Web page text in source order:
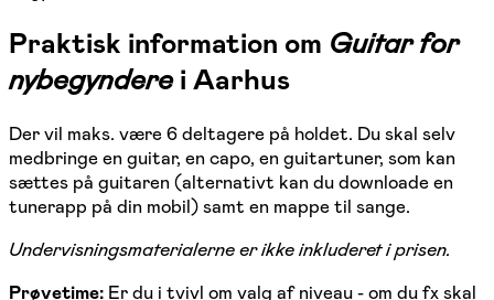
Praktisk information om Guitar for
nybegynderei Aarhus
Der vil maks. være 6 deltagere på holdet. Du skal selv
medbringe en guitar, en capo, en guitartuner, som kan
sættes på guitaren (alternativt kan du downloade en
tunerapp på din mobil) samt en mappe til sange.
Undervisningsmaterialerne er ikke inkluderet i prisen.
Prøvetime: Er du i tvivl om valg af niveau - om du fx skal